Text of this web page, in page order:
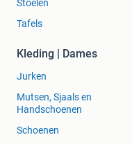
Stoelen
Tafels
Kleding | Dames
Jurken
Mutsen, Sjaals en
Handschoenen
Schoenen